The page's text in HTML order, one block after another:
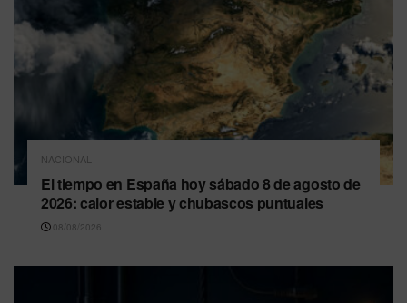
NACIONAL
El tiempo en España hoy sábado 8 de agosto de
2026: calor estable y chubascos puntuales
08/08/2026